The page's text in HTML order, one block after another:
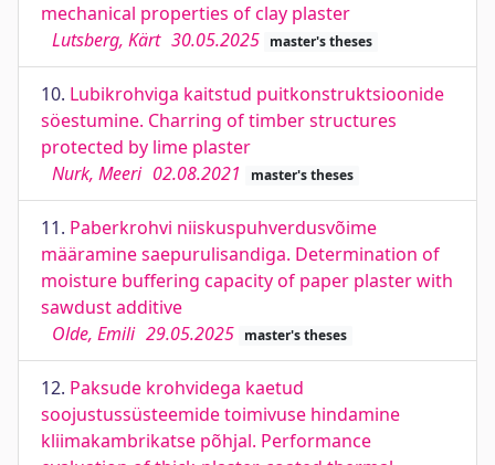
mechanical properties of clay plaster
Lutsberg, Kärt 30.05.2025 master's theses
10. Lubikrohviga kaitstud puitkonstruktsioonide
söestumine. Charring of timber structures
protected by lime plaster
Nurk, Meeri 02.08.2021 master's theses
11. Paberkrohvi niiskuspuhverdusvõime
määramine saepurulisandiga. Determination of
moisture buffering capacity of paper plaster with
sawdust additive
Olde, Emili 29.05.2025 master's theses
12. Paksude krohvidega kaetud
soojustussüsteemide toimivuse hindamine
kliimakambrikatse põhjal. Performance